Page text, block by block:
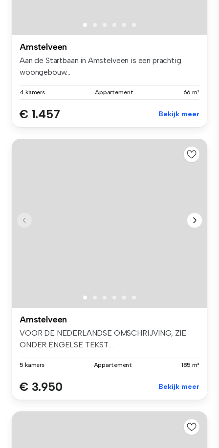
Amstelveen
Aan de Startbaan in Amstelveen is een prachtig
woongebouw...
4 kamers Appartement 66 m²
€ 1.457 Bekijk meer
Amstelveen
VOOR DE NEDERLANDSE OMSCHRIJVING, ZIE
ONDER ENGELSE TEKST...
5 kamers Appartement 185 m²
€ 3.950 Bekijk meer